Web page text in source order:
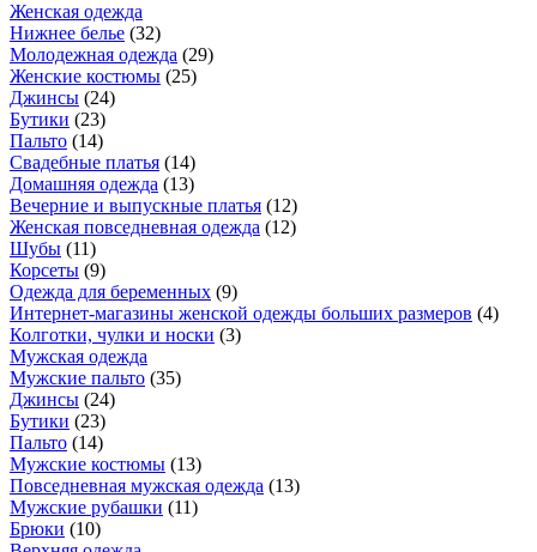
Женская одежда
Нижнее белье (32)
Молодежная одежда (29)
Женские костюмы (25)
Джинсы (24)
Бутики (23)
Пальто (14)
Свадебные платья (14)
Домашняя одежда (13)
Вечерние и выпускные платья (12)
Женская повседневная одежда (12)
Шубы (11)
Корсеты (9)
Одежда для беременных (9)
Интернет-магазины женской одежды больших размеров (4)
Колготки, чулки и носки (3)
Мужская одежда
Мужские пальто (35)
Джинсы (24)
Бутики (23)
Пальто (14)
Мужские костюмы (13)
Повседневная мужская одежда (13)
Мужские рубашки (11)
Брюки (10)